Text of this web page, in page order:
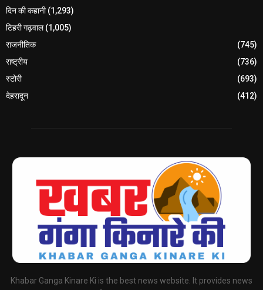
दिन की कहानी(1,293)
टिहरी गढ़वाल(1,005)
राजनीतिक
(745)
राष्ट्रीय
(736)
स्टोरी
(693)
देहरादून
(412)
Khabar Ganga Kinare Ki is the best news website. It provides news